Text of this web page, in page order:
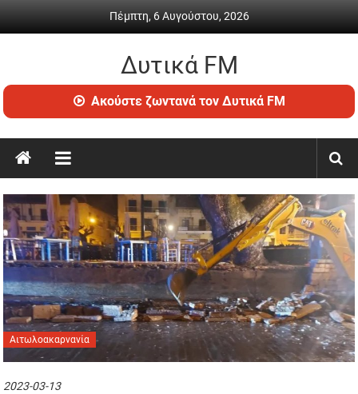
Πέμπτη, 6 Αυγούστου, 2026
Δυτικά FM
Ραδιόφωνο
•
ενημέρωση
Ακούστε ζωντανά τον Δυτικά FM
Αιτωλοακαρνανία
2023-03-13